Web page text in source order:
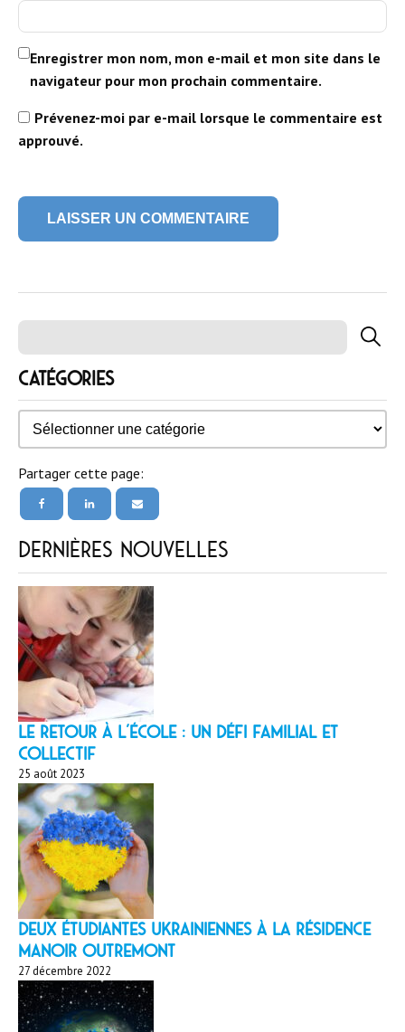
Enregistrer mon nom, mon e-mail et mon site dans le
navigateur pour mon prochain commentaire.
Catégories
Catégories
Partager cette page:
Dernières nouvelles
LE RETOUR À L’ÉCOLE : un défi familial et
collectif
25 août 2023
Deux étudiantes ukrainiennes à la résidence
Manoir Outremont
27 décembre 2022